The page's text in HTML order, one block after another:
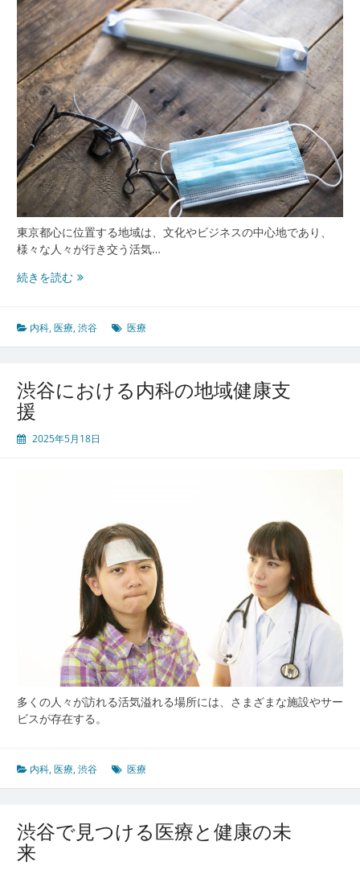
な
未
来
東京都心に位置する地域は、文化やビジネスの中心地であり、
様々な人々が行き交う活気…
続きを読む渋
進
化
内
療
重
要
性
内科,医療,渋谷 医療
渋谷における内科の地域健康支
援
2025年5月18日
多くの人々が訪れる活気溢れる場所には、さまざまな施設やサー
ビスが存在する。
内科,医療,渋谷 医療
渋谷で見つける医療と健康の未
来